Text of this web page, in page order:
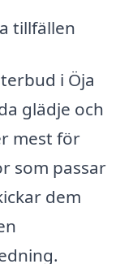
tillfällen
i Öja
glädje och
mest för
som passar
dem